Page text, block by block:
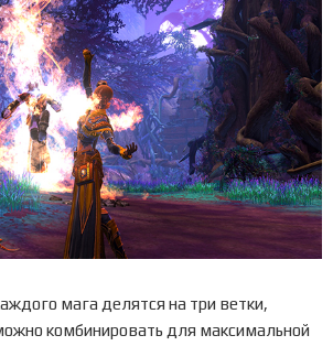
мага делятся на три ветки,
комбинировать для максимальной